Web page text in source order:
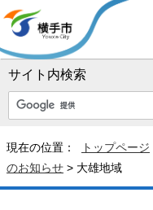
サイト内検索
現在の位置： トップページ
のお知らせ > 大雄地域